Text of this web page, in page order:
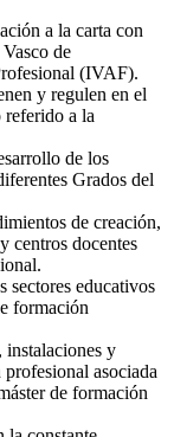
a la carta con
de
(IVAF).
y regulen en el
referido a la
de los
Grados del
de creación,
centros docentes
sectores educativos
formación
instalaciones y
asociada
de formación